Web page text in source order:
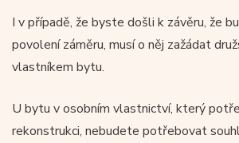
I v případě, že byste došli k závěru, že
povolení záměru, musí o něj zažádat
vlastníkem bytu.
U bytu v osobním vlastnictví, který
rekonstrukci, nebudete potřebovat